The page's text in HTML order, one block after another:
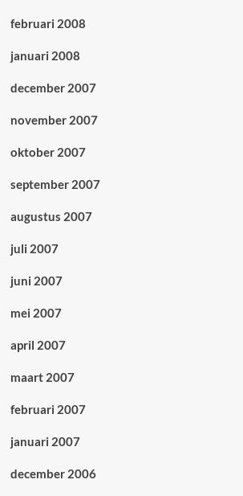
februari 2008
januari 2008
december 2007
november 2007
oktober 2007
september 2007
augustus 2007
juli 2007
juni 2007
mei 2007
april 2007
maart 2007
februari 2007
januari 2007
december 2006